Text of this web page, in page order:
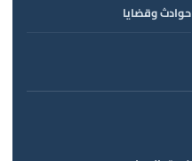
حوادث وقضايا